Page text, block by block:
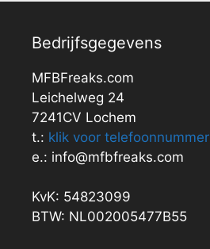
Bedrijfsgegevens
MFBFreaks.com
Leichelweg 24
7241CV Lochem
t.: klik voor telefoonnummer
e.: info@mfbfreaks.com
KvK: 54823099
BTW: NL002005477B55